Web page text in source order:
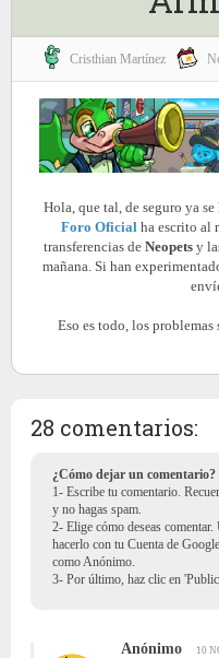
Cristhian Martínez
Hola, que tal, de seguro ya
Foro Oficialha escrito al
transferencias de Neopets y
mañana. Si han
Eso es todo, los
28 comentarios:
¿Cómo dejar un comentario?
1- Escribe tu comentario.
y no hagas spam.
2- Elige cómo deseas
hacerlo con tu Cuenta de
como Anónimo.
3- Por último, haz clic en
Anónimo 10